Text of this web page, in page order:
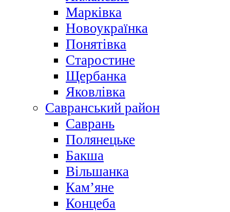
Марківка
Новоукраїнка
Понятівка
Старостине
Щербанка
Яковлівка
Савранський район
Саврань
Полянецьке
Бакша
Вільшанка
Кам’яне
Концеба